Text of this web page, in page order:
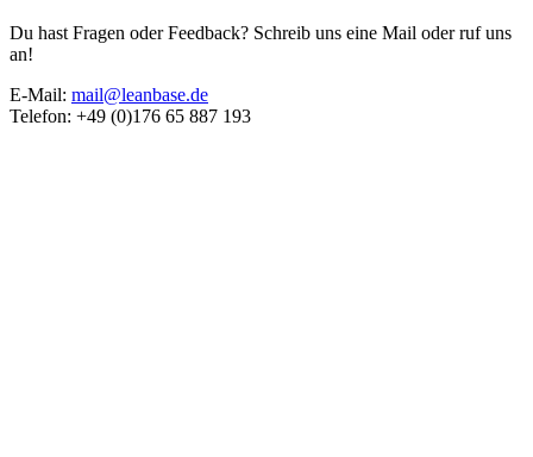
Du hast Fragen oder Feedback? Schreib uns eine Mail oder ruf uns
an!
E-Mail: mail@leanbase.de
Telefon: +49 (0)176 65 887 193